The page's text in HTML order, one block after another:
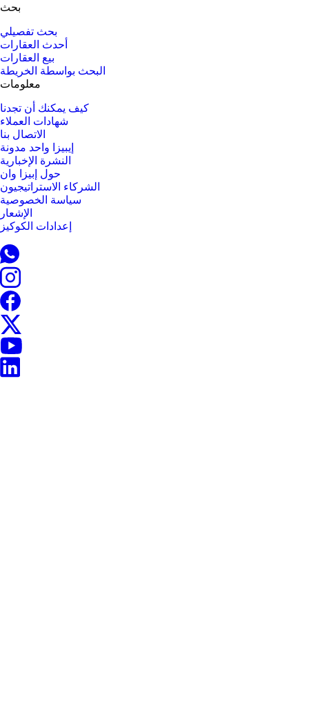
بحث
بحث تفصيلي
أحدث العقارات
بيع العقارات
البحث بواسطة الخريطة
معلومات
كيف يمكنك أن تجدنا
شهادات العملاء
الاتصال بنا
إيبيزا واحد مدونة
النشرة الإخبارية
حول إبيزا وان
الشركاء الاستراتيجيون
سياسة الخصوصية
الإشعار
إعدادات الكوكيز